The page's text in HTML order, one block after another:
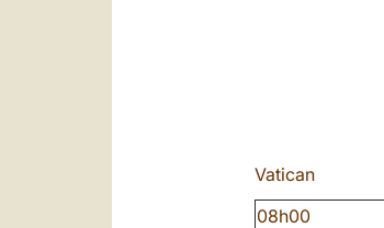
Vatican
08h00